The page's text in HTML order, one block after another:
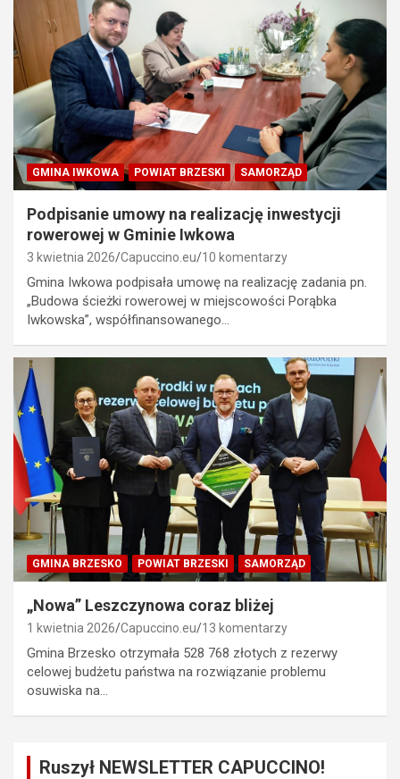
GMINA IWKOWA POWIAT BRZESKI SAMORZĄD
Podpisanie umowy na realizację inwestycji
rowerowej w Gminie Iwkowa
3 kwietnia 2026 Capuccino.eu 10 komentarzy
Gmina Iwkowa podpisała umowę na realizację zadania pn.
„Budowa ścieżki rowerowej w miejscowości Porąbka
Iwkowska”, współfinansowanego…
GMINA BRZESKO POWIAT BRZESKI SAMORZĄD
„Nowa” Leszczynowa coraz bliżej
1 kwietnia 2026 Capuccino.eu 13 komentarzy
Gmina Brzesko otrzymała 528 768 złotych z rezerwy
celowej budżetu państwa na rozwiązanie problemu
osuwiska na…
Ruszył NEWSLETTER CAPUCCINO!